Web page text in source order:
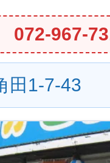
072-967-
田1-7-43